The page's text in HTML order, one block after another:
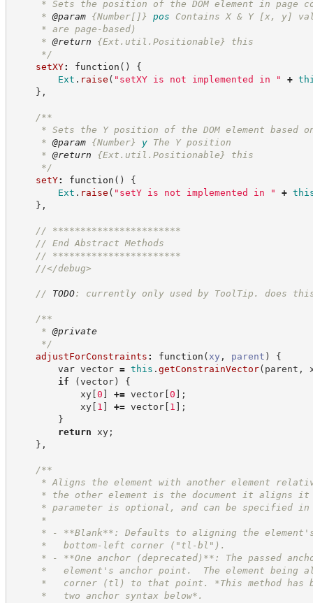
* Sets the position of the DOM element in page
* @param {Number[]} pos Contains X & Y [x, y]
* are page-based)
* @return {Ext.util.Positionable}
this
*/
setXY: function ( )
{
Ext . raise ( " setXY is not implemented in " +
} ,
/**
* Sets the Y position of the DOM element based
* @param {Number} y
The Y position
* @return {Ext.util.Positionable}
this
*/
setY: function ( )
{
Ext . raise ( " setY is not implemented in " +
} ,
// ***********************
// End Abstract Methods
// ***********************
//</debug>
// TODO: currently only used by ToolTip. does this
/**
* @private
*/
adjustForConstraints : function ( xy , parent )
{
var vector = this . getConstrainVector( parent ,
if
(vector)
{
xy[0 ] += vector[0 ] ;
xy[ 1 ] += vector[ 1 ] ;
}
return xy;
} ,
/**
* Aligns the element with another element
* the other element is the document it aligns it
* parameter is optional, and can be specified in
*
* - **Blank**: Defaults to aligning the
*   bottom-left corner ("tl-bl").
* - **One anchor (deprecated)**: The passed
*   element's anchor point.  The element being
*   corner (tl) to that point. *This method has
*   two anchor syntax below*.